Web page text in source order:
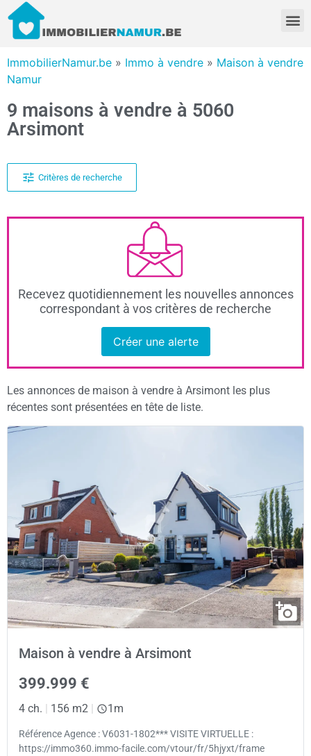
ImmobilierNamur.be » Immo à vendre » Maison à vendre
Namur
9 maisons à vendre à 5060
Arsimont
Critères de recherche
Recevez quotidiennement les nouvelles annonces
correspondant à vos critères de recherche
Créer une alerte
Les annonces de maison à vendre à Arsimont les plus
récentes sont présentées en tête de liste.
Maison à vendre à Arsimont
399.999 €
4 ch. | 156 m2 | 1m
Référence Agence : V6031-1802*** VISITE VIRTUELLE :
https://immo360.immo-facile.com/vtour/fr/5hjyxt/frame